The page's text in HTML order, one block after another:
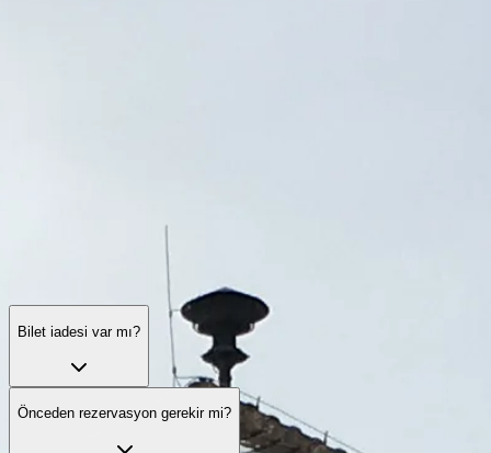
Bilet iadesi var mı?
Önceden rezervasyon gerekir mi?